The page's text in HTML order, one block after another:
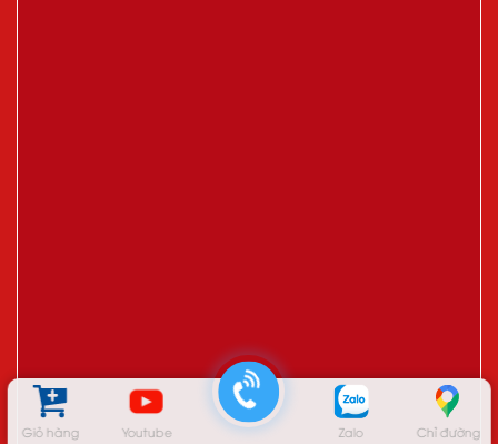
Giỏ hàng Youtube Zalo Chỉ đường